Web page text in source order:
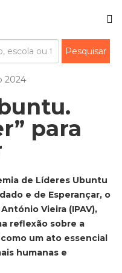
2024
para
de Líderes Ubuntu
e de Esperançar, o
Vieira (IPAV),
reflexão sobre a
um ato essencial
humanas e